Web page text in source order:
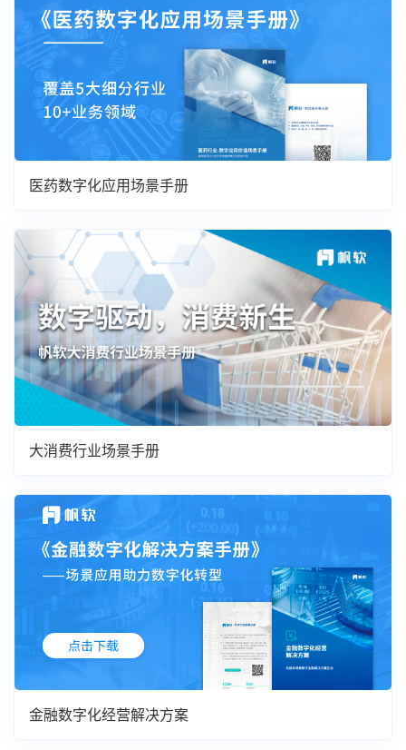
医药数字化应用场景手册
大消费行业场景手册
金融数字化经营解决方案